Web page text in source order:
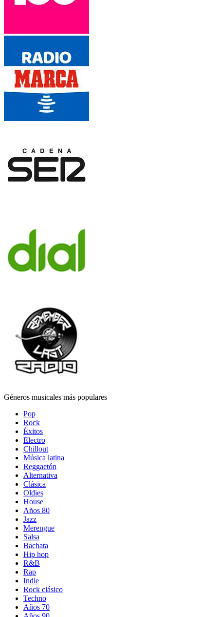
Géneros musicales más populares
Pop
Rock
Éxitos
Electro
Chillout
Música latina
Reggaetón
Alternativa
Clásica
Oldies
House
Años 80
Jazz
Merengue
Salsa
Bachata
Hip hop
R&B
Rap
Indie
Rock clásico
Techno
Años 70